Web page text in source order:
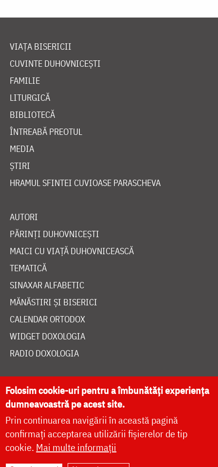
VIAȚA BISERICII
FAMILIE
LITURGICĂ
BIBLIOTECĂ
ÎNTREABĂ PREOTUL
MEDIA
ȘTIRI
HRAMUL SFINTEI CUVIOASE PARASCHEVA
AUTORI
MAICI CU VIAȚĂ DUHOVNICEASCĂ
TEMATICĂ
SINAXAR ALFABETIC
MĂNĂSTIRI ȘI BISERICI
CALENDAR ORTODOX
WIDGET DOXOLOGIA
RADIO DOXOLOGIA
DESPRE NOI
POLITICA DE COOKIES
DONEAZĂ ONLINE PENTRU CATEDRALA NAȚIONALĂ
Folosim cookie-uri pentru a îmbunătăți experiența
dumneavoastră pe acest site.
Prin continuarea navigării în această pagină
confirmați acceptarea utilizării fișierelor de tip
cookie. Mai multe informații